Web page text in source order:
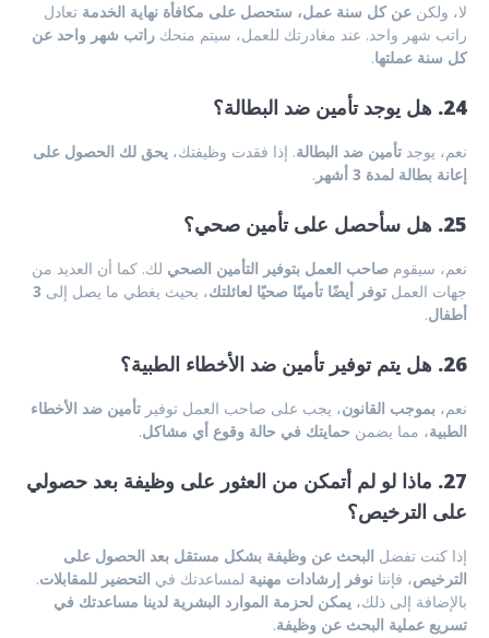
لا، ولكن عن كل سنة عمل، ستحصل على مكافأة نهاية الخدمة تعادل
راتب شهر واحد. عند مغادرتك للعمل، سيتم منحك راتب شهر واحد عن
كل سنة عملتها.
24. هل يوجد تأمين ضد البطالة؟
نعم، يوجد تأمين ضد البطالة. إذا فقدت وظيفتك، يحق لك الحصول على
إعانة بطالة لمدة 3 أشهر
.
25. هل سأحصل على تأمين صحي؟
نعم، سيقوم صاحب العمل بتوفير التأمين الصحي لك. كما أن العديد من
جهات العمل توفر أيضًا تأمينًا صحيًا لعائلتك، بحيث يغطي ما يصل إلى 3
أطفال.
26. هل يتم توفير تأمين ضد الأخطاء الطبية؟
نعم، بموجب القانون، يجب على صاحب العمل توفير تأمين ضد الأخطاء
الطبية، مما يضمن حمايتك في حالة وقوع أي مشاكل.
27. ماذا لو لم أتمكن من العثور على وظيفة بعد حصولي
على الترخيص؟
إذا كنت تفضل البحث عن وظيفة بشكل مستقل بعد الحصول على
الترخيص، فإننا نوفر إرشادات مهنية لمساعدتك في التحضير للمقابلات.
بالإضافة إلى ذلك، يمكن لحزمة الموارد البشرية لدينا مساعدتك في
تسريع عملية البحث عن وظيفة.